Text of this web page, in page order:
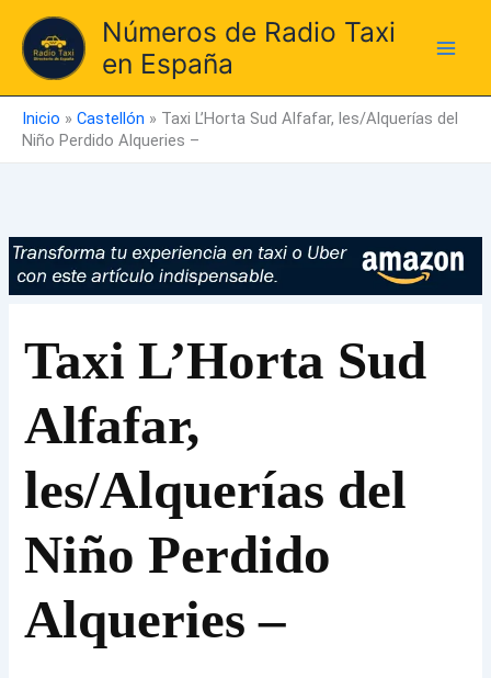
contenido
Números de Radio Taxi
en España
Inicio » Castellón » Taxi L’Horta Sud Alfafar, les/Alquerías del
Niño Perdido Alqueries –
Taxi L’Horta Sud
Alfafar,
les/Alquerías del
Niño Perdido
Alqueries –